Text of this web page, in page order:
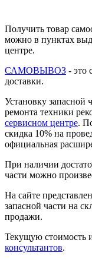
Получить товар
можно в пунктах
центре.
САМОВЫВОЗ - это
доставки.
Установку запасной
ремонта техники
сервисном центре.
скидка 10% на
официальная
При наличии
части можно
На сайте
запасной части на
продажи.
Текущую стоимость
консультантов.